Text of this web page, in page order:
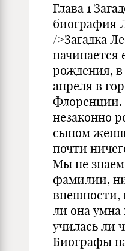
Глава 1
биография
/>Загадка
начинается
рождения, в
апреля в
незаконно
сыном
почти
Мы не
фамилии,
внешности,
ли она умна
училась ли
Биографы